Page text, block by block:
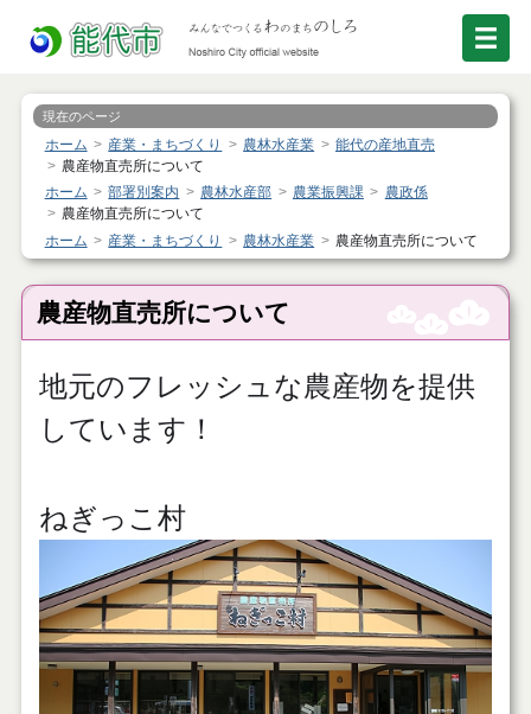
現在のページ
ホーム 産業・まちづくり 農林水産業
能代の産地直売
農産物直売所について
ホーム
部署別案内 農林水産部 農業振興課
農政係
農産物直売所について
ホーム
産業・まちづくり 農林水産業 農産物直売所について
農産物直売所について
地元のフレッシュな農産物を提供
しています！
ねぎっこ村